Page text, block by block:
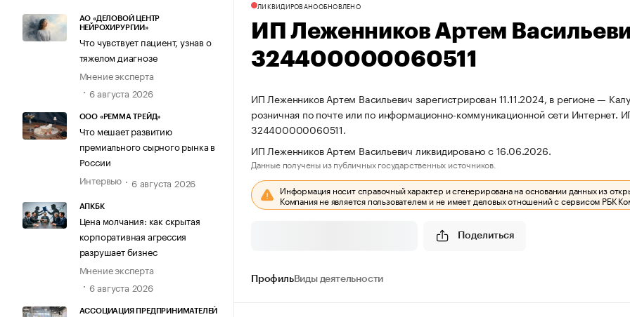
АО «ДЕЛОВОЙ ЦЕНТР
НЕЙРОХИРУРГИИ»
Что чувствует пациент, узнав о
тяжелом диагнозе
Мнение эксперта
6 августа 2026
ООО «РЕММА ТРЕЙД»
Что мешает развитию
премиального сырного рынка в
России
Интервью
6 августа 2026
АПКБК
Цена молчания: как скрытая
корпоративная агрессия
разрушает бизнес
Мнение эксперта
6 августа 2026
АССОЦИАЦИЯ ПРЕДПРИНИМАТЕЛЕЙ
ЛИКВИДИРОВАНООБНОВЛЕНО
ИП Леженников Артем
324400000060511
ИП Леженников Артем Васильевич зарегистрирован 11.11.2024, в регионе —
розничная по почте или по информационно-коммуникационной сети
324400000060511.
ИП Леженников Артем Васильевич ликвидировано с 16.06.2026.
Данные получены из публичных государственных источников.
Информация носит справочный характер и сгенерирована на основании данных из
Компания не является пользователем и не имеет деловых отношений с сервисом РБК
Поделиться
ПрофильВиды деятельности